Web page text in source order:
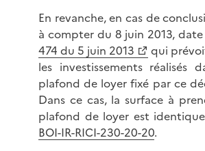
En revanche, en cas de
à compter du 8 juin 2013,
474 du 5 juin 2013
qui
les investissements réalisés
plafond de loyer fixé par ce
Dans ce cas, la surface à
plafond de loyer est
BOI-IR-RICI-230-20-20.